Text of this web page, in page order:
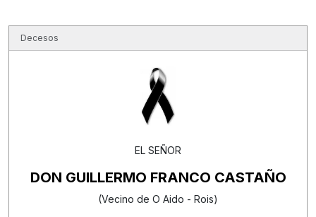
Decesos
EL SEÑOR
DON GUILLERMO FRANCO CASTAÑO
(Vecino de O Aido - Rois)